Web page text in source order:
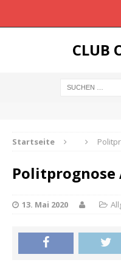
CLUB
Startseite
Politprognose
13. Mai 2020